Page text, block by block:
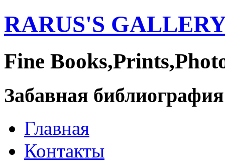
RARUS'S
Fine
Забавная библиография
Главная
Контакты